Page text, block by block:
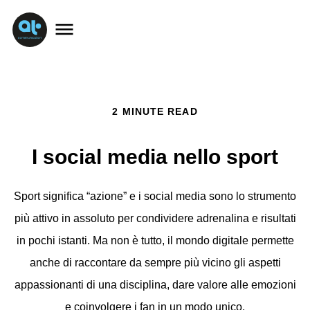
2 MINUTE READ
I social media nello sport
Sport significa “azione” e i social media sono lo strumento
più attivo in assoluto per condividere adrenalina e risultati
in pochi istanti. Ma non è tutto, il mondo digitale permette
anche di raccontare da sempre più vicino gli aspetti
appassionanti di una disciplina, dare valore alle emozioni
e coinvolgere i fan in un modo unico.